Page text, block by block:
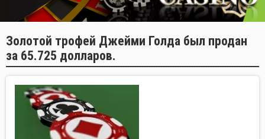
Золотой трофей Джейми Голда был продан
за 65.725 долларов.